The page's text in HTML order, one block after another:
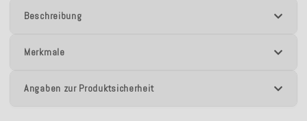
Beschreibung
Merkmale
Angaben zur Produktsicherheit